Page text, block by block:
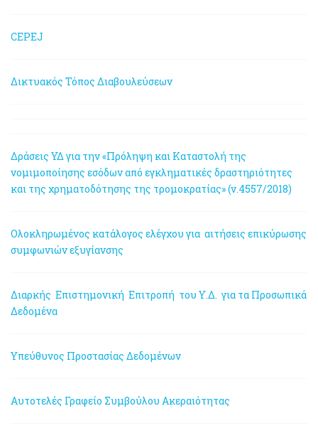
CEPEJ
Δικτυακός Τόπος Διαβουλεύσεων
Δράσεις ΥΔ για την «Πρόληψη και Καταστολή της
νομιμοποίησης εσόδων από εγκληματικές δραστηριότητες
και της χρηματοδότησης της τρομοκρατίας» (ν.4557/2018)
Ολοκληρωμένος κατάλογος ελέγχου για αιτήσεις επικύρωσης
συμφωνιών εξυγίανσης
Διαρκής Επιστημονική Επιτροπή του Υ.Δ. για τα Προσωπικά
Δεδομένα
Υπεύθυνος Προστασίας Δεδομένων
Αυτοτελές Γραφείο Συμβούλου Ακεραιότητας